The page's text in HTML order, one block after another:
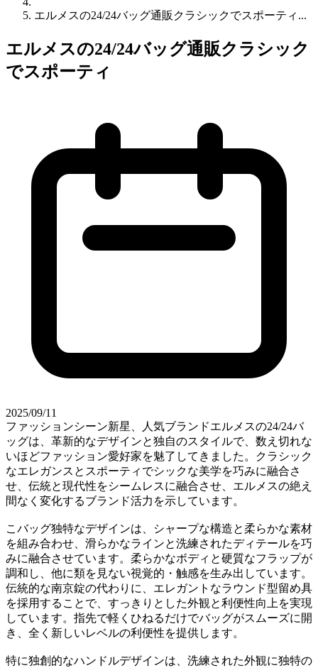
エルメスの24/24バッグ通販クラシックでスポーティ...
エルメスの24/24バッグ通販クラシック
でスポーティ
2025/09/11
ファッションシーン新星、人気ブランドエルメスの24/24バ
ッグは、革新的なデザインと独自のスタイルで、数え切れな
いほどファッション愛好家を魅了してきました。クラシック
なエレガンスとスポーティでシックな美学を巧みに融合さ
せ、伝統と現代性をシームレスに融合させ、エルメスの絶え
間なく変化するブランド活力を示しています。
こバッグ独特なデザインは、シャープな構造と柔らかな素材
を組み合わせ、滑らかなラインと洗練されたディテールを巧
みに融合させています。柔らかなボディと硬質なフラップが
調和し、他に類を見ない視覚的・触感を生み出しています。
伝統的な南京錠の代わりに、エレガントなラウンド型留め具
を採用することで、すっきりとした外観と利便性向上を実現
しています。指先で軽くひねるだけでバッグがスムーズに開
き、全く新しいレベルの利便性を提供します。
特に独創的なハンドルデザインは、洗練された外観に独特の